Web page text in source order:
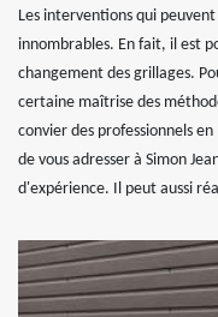
Les interventions qui
innombrables. En fait, il est
changement des grillages.
certaine maîtrise des
convier des professionnels
de vous adresser à Simon
d'expérience. Il peut aussi